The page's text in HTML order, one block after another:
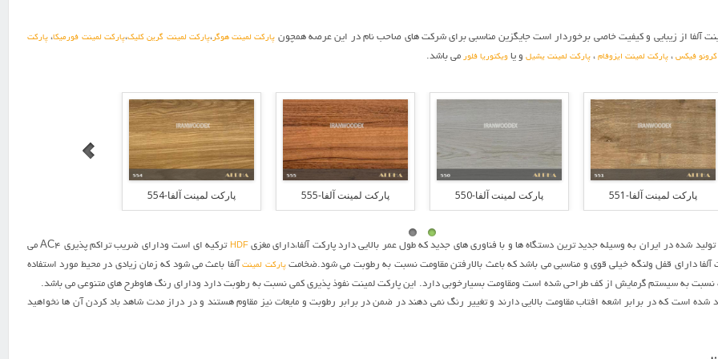
آلفا از زیبایی و کیفیت خاصی برخوردار است جایگزین مناسبی برای شرکت های صاحب نام در این عرصه همچون پارکت لمینت هوگر،پارکت لمینت گرین کلیک،پارکت لمینت فورمیکا، پارکت
کرونو فیکس ،پارکت لمینت ایزوفام ،پارکت لمینت یشیل و یاویکتوریا فلور می باشد.
پارکت لمینت آلفا-554 پارکت لمینت آلفا-555 پارکت لمینت آلفا-550 پارکت لمینت آلفا-551
شده در ایران به وسیله جدید ترین دستگاه ها و با فناوری های جدید که طول عمر بالایی دارد پارکت آلفا،دارای مغزیHDF
ترکیه ای است ودارای ضریب تراکم پذیری AC4 می
آلفا دارای قفل ولنگه خیلی قوی و مناسبی می باشد که باعث بالارفتن مقاومت نسبت به رطوبت می شود.ضخامتپارکت لمینتآلفا باعث می شود که زمان زیادی در محیط مورد استفاده
نسبت به سیستم گرمایش از کف طراحی شده است ومقاومت بسیارخوبی دارد. این پارکت لمینت نفوذ پذیری کمی نسبت به رطوبت دارد ودارای رنگ هاوطرح های متنوعی می باشد.
شده است که در برابر اشعه افتاب مقاومت بالایی دارند و تغییر رنگ نمی دهند در ضمن در برابر رطوبت و مایعات نیز مقاوم هستند و در دراز مدت شاهد باد کردن آن ها نخواهید